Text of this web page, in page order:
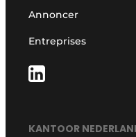
Annoncer
Entreprises
KANTOOR